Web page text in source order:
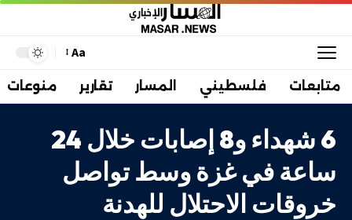
Aa
متابعات فلسطيني المسار تقارير منوعات
6 شهداء و8 إصابات خلال 24
ساعة في غزة وسط تواصل
خروقات الاحتلال للهدنة